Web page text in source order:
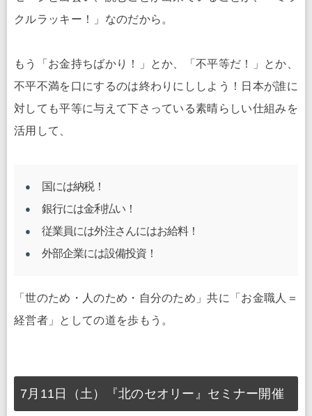
クルラッキー！」なのだから。
もう「お金持ちばかり！」とか、「不平等だ！」とか、
不平不満を口にするのは終わりにししよう！日本が誰に
対しても平等に与えて下さっている素晴らしい仕組みを
活用して、
国には納税！
銀行には金利払い！
従業員には外注さんにはお給料！
外部企業には設備投資！
「世のため・人のため・自分のため」共に「お金職人＝
経営者」としての道を歩もう。
7月11日（土）『北のセオリー』セミナー開催